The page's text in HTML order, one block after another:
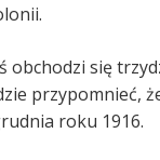
obchodzi się
przypomnieć,
roku 1916.